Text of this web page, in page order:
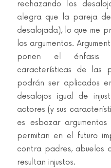
rechazando los
alegra que la pareja
desalojada), lo que me
los argumentos.
ponen el énfasis
características de las
podrán ser aplicados
desalojos igual de
actores (y sus
es esbozar
permitan en el futuro
contra padres, abuelos
resultan injustos.